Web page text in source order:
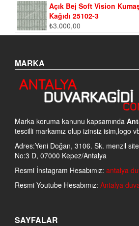
Açık Bej Soft Vision
Kağıdı 25102-3
₺3.000,00
MARKA
Marka koruma kanunu kapsamında
tescilli markamız olup izinsiz isim,logo vb
Adres:Yeni Doğan, 3106. Sk. menzil
No:3 D, 07000 Kepez/Antalya
Resmi İnstagram Hesabımız: antalya
Resmi Youtube Hesabımız: Antalya
SAYFALAR